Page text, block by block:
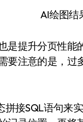
AI绘图结
是提升分页性
要注意的是，
拼接SQL语句来